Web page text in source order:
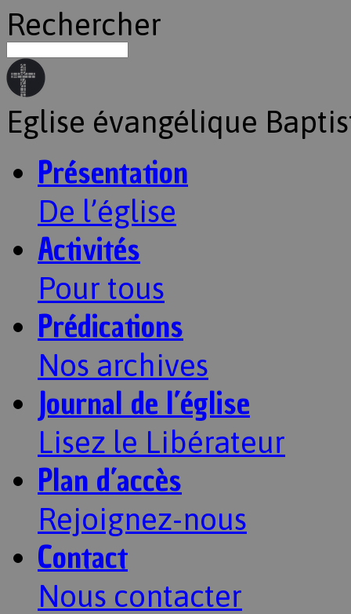
Rechercher
Eglise évangélique
Présentation
De l’église
Activités
Pour tous
Prédications
Nos archives
Journal de l’église
Lisez le Libérateur
Plan d’accès
Rejoignez-nous
Contact
Nous contacter